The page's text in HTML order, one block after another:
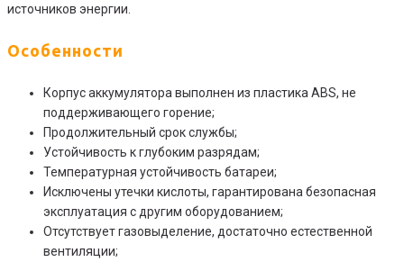
источников энергии.
Особенности
Корпус аккумулятора выполнен из пластика ABS, не
поддерживающего горение;
Продолжительный срок службы;
Устойчивость к глубоким разрядам;
Температурная устойчивость батареи;
Исключены утечки кислоты, гарантирована безопасная
эксплуатация с другим оборудованием;
Отсутствует газовыделение, достаточно естественной
вентиляции;